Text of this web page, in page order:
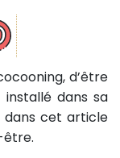
Twitter
sur Pinterest
d’être
dans sa
dans cet article
être.